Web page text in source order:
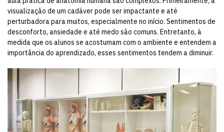
visualização de um cadáver pode ser impactante e até
perturbadora para muitos, especialmente no início. Sentimentos de
desconforto, ansiedade e até medo são comuns. Entretanto, à
medida que os alunos se acostumam com o ambiente e entendem a
importância do aprendizado, esses sentimentos tendem a diminuir.